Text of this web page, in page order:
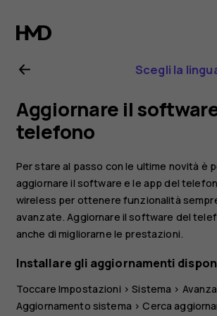
Manuale
d'uso
del
Nokia
X10
Scegli la
Aggiornare il
telefono
Per stare al passo con le ultime novità è
aggiornare il software e le app del
wireless per ottenere funzionalità
avanzate. Aggiornare il software del
anche di migliorarne le prestazioni.
Installare gli aggiornamenti
ToccareImpostazioni >Sistema >
Aggiornamento sistema >Cerca